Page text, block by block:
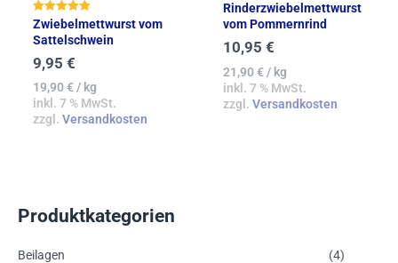
Produktkategorien
Beilagen (4)
Bewertet mit
von 5
Zwiebelmettwurst vom
Sattelschwein
9,95 €
19,90€/ kg
inkl. 7 % MwSt.
zzgl. Versandkosten
Rinderzwiebelmettwurst
vom Pommernrind
10,95 €
21,90€/ kg
inkl. 7 % MwSt.
zzgl. Versandkosten